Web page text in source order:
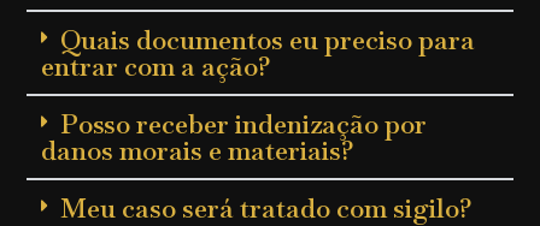
Quais documentos eu preciso para
entrar com a ação?
Posso receber indenização por
danos morais e materiais?
Meu caso será tratado com sigilo?